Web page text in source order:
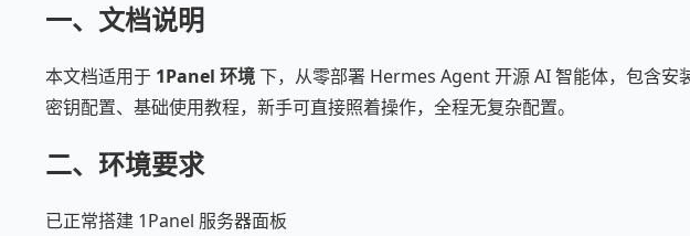
一、文档说明
本文档适用于 1Panel 环境下，从零部署 Hermes Agent 开源 AI 智能体，包含安
密钥配置、基础使用教程，新手可直接照着操作，全程无复杂配置。
二、环境要求
已正常搭建 1Panel 服务器面板